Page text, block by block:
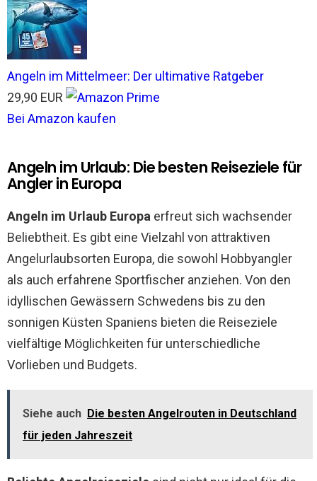
Angeln im Mittelmeer: Der ultimative Ratgeber
29,90 EUR
Bei Amazon kaufen
Angeln im Urlaub: Die besten Reiseziele für
Angler in Europa
Angeln im Urlaub Europa erfreut sich wachsender
Beliebtheit. Es gibt eine Vielzahl von attraktiven
Angelurlaubsorten Europa, die sowohl Hobbyangler
als auch erfahrene Sportfischer anziehen. Von den
idyllischen Gewässern Schwedens bis zu den
sonnigen Küsten Spaniens bieten die Reiseziele
vielfältige Möglichkeiten für unterschiedliche
Vorlieben und Budgets.
Siehe auch Die besten Angelrouten in Deutschland
für jeden Jahreszeit